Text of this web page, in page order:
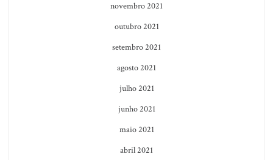
novembro 2021
outubro 2021
setembro 2021
agosto 2021
julho 2021
junho 2021
maio 2021
abril 2021